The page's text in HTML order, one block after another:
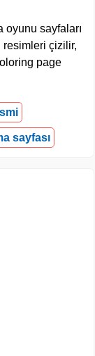
oyunu sayfaları
resimleri çizilir,
page
sayfası